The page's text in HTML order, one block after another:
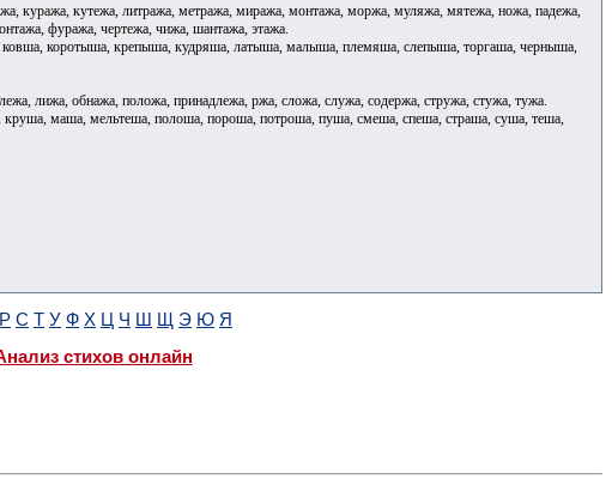
куража, кутежа, литража, метража, миража, монтажа, моржа, муляжа, мятежа, ножа, падежа,
фуража, чертежа, чижа, шантажа, этажа.
коротыша, крепыша, кудряша, латыша, малыша, племяша, слепыша, торгаша, черныша,
лижа, обнажа, положа, принадлежа, ржа, сложа, служа, содержа, стружа, стужа, тужа.
маша, мельтеша, полоша, пороша, потроша, пуша, смеша, спеша, страша, суша, теша,
Р С Т У Ф Х Ц Ч Ш Щ Э Ю Я
стихов онлайн